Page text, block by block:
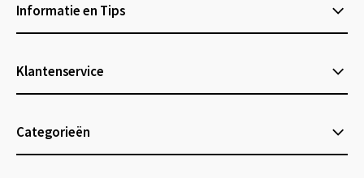
Informatie en Tips
Klantenservice
Categorieën